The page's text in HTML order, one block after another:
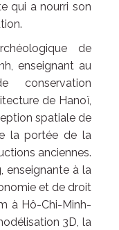
qui a nourri son
de
enseignant au
conservation
de Hanoï,
spatiale de
la portée de la
anciennes.
enseignante à la
et de droit
à Hô-Chi-Minh-
3D, la